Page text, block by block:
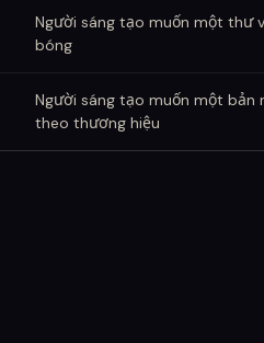
Người sáng tạo muốn một thư
bóng
Người sáng tạo muốn một bản
theo thương hiệu